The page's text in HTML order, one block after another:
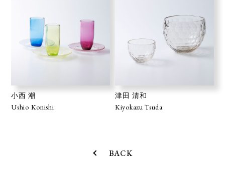
小西 潮
Ushio Konishi
津田 清和
Kiyokazu Tsuda
BACK